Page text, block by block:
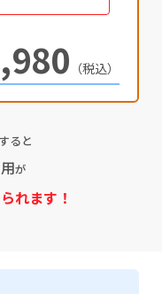
（税込）
ると
が
れます！